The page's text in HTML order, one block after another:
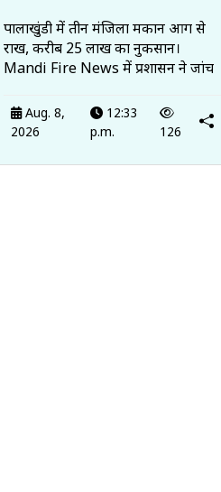
पालाखुंडी में तीन मंजिला मकान आग से
राख, करीब 25 लाख का नुकसान।
Mandi Fire News में प्रशासन ने जांच
Aug. 8,
2026
12:33
p.m.
126